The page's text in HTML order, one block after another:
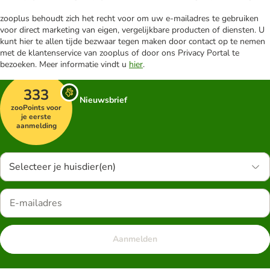
zooplus behoudt zich het recht voor om uw e-mailadres te gebruiken
voor direct marketing van eigen, vergelijkbare producten of diensten. U
kunt hier te allen tijde bezwaar tegen maken door contact op te nemen
met de klantenservice van zooplus of door ons Privacy Portal te
bezoeken. Meer informatie vindt u hier.
333
zooPoints voor
je eerste
aanmelding
Nieuwsbrief
Selecteer je huisdier(en)
Aanmelden